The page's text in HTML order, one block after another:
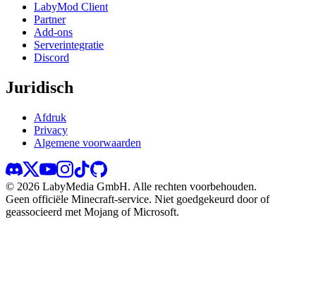
LabyMod Client
Partner
Add-ons
Serverintegratie
Discord
Juridisch
Afdruk
Privacy
Algemene voorwaarden
© 2026 LabyMedia GmbH. Alle rechten voorbehouden.
Geen officiële Minecraft-service. Niet goedgekeurd door of
geassocieerd met Mojang of Microsoft.